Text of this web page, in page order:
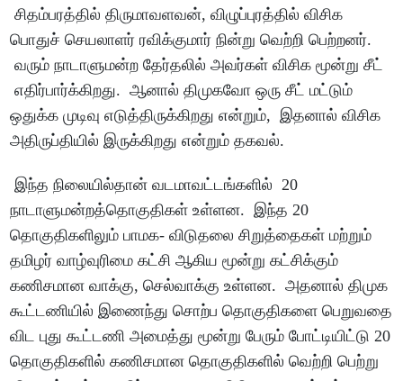
சிதம்பரத்தில் திருமாவளவன், விழுப்புரத்தில் விசிக
பொதுச் செயலாளர் ரவிக்குமார் நின்று வெற்றி பெற்றனர்.
வரும் நாடாளுமன்ற தேர்தலில் அவர்கள் விசிக மூன்று சீட்
எதிர்பார்க்கிறது. ஆனால் திமுகவோ ஒரு சீட் மட்டும்
ஒதுக்க முடிவு எடுத்திருக்கிறது என்றும், இதனால் விசிக
அதிருப்தியில் இருக்கிறது என்றும் தகவல்.
இந்த நிலையில்தான் வடமாவட்டங்களில் 20
நாடாளுமன்றத்தொகுதிகள் உள்ளன. இந்த 20
தொகுதிகளிலும் பாமக- விடுதலை சிறுத்தைகள் மற்றும்
தமிழர் வாழ்வுரிமை கட்சி ஆகிய மூன்று கட்சிக்கும்
கணிசமான வாக்கு, செல்வாக்கு உள்ளன. அதனால் திமுக
கூட்டணியில் இணைந்து சொற்ப தொகுதிகளை பெறுவதை
விட புது கூட்டணி அமைத்து மூன்று பேரும் போட்டியிட்டு 20
தொகுதிகளில் கணிசமான தொகுதிகளில் வெற்றி பெற்று